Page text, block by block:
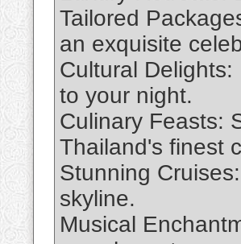
Tailored
an exquisite
Cultural
to your night.
Culinary Feasts:
Thailand's finest
Stunning
skyline.
Musical